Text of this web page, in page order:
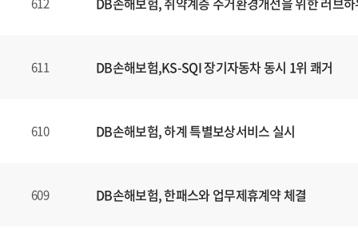
611 DB손해보험,KS-SQI 장기자동차 동시 1위 쾌거
610 DB손해보험, 하계 특별보상서비스 실시
609 DB손해보험, 한패스와 업무제휴계약 체결